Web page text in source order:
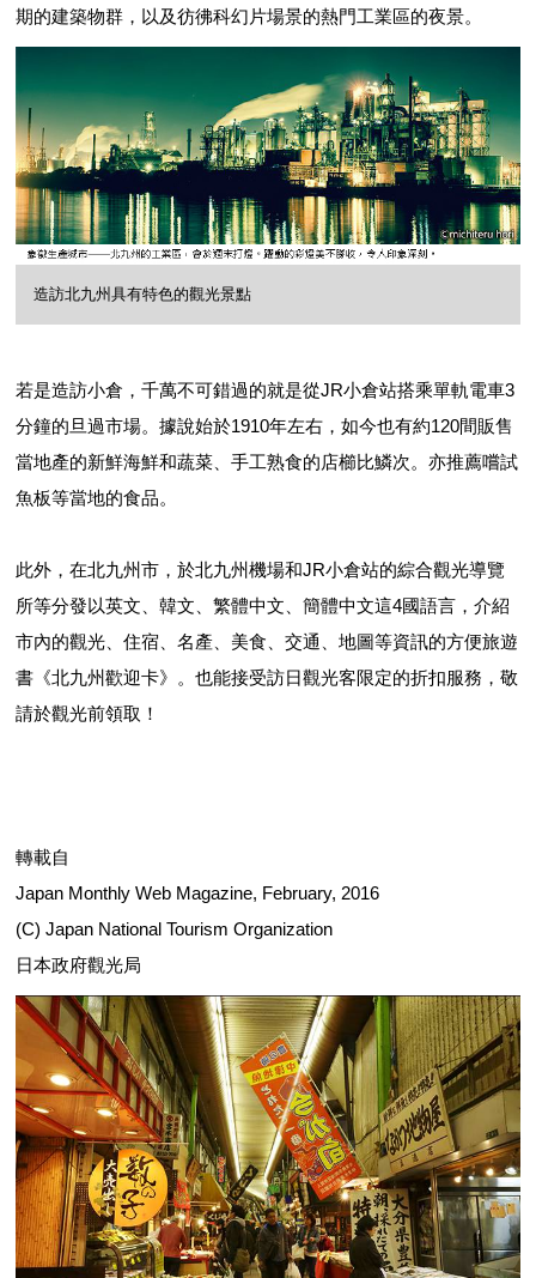
期的建築物群，以及彷彿科幻片場景的熱門工業區的夜景。
造訪北九州具有特色的觀光景點
若是造訪小倉，千萬不可錯過的就是從JR小倉站搭乘單軌電車3
分鐘的旦過市場。據說始於1910年左右，如今也有約120間販售
當地產的新鮮海鮮和蔬菜、手工熟食的店櫛比鱗次。亦推薦嚐試
魚板等當地的食品。
此外，在北九州市，於北九州機場和JR小倉站的綜合觀光導覽
所等分發以英文、韓文、繁體中文、簡體中文這4國語言，介紹
市內的觀光、住宿、名產、美食、交通、地圖等資訊的方便旅遊
書《北九州歡迎卡》。也能接受訪日觀光客限定的折扣服務，敬
請於觀光前領取！
轉載自
Japan Monthly Web Magazine, February, 2016
(C) Japan National Tourism Organization
日本政府觀光局